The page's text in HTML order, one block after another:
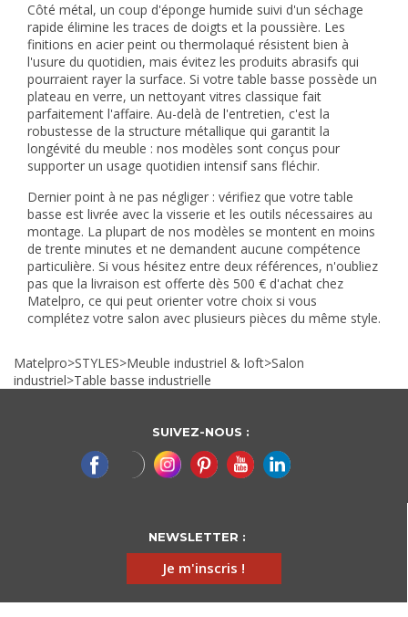
Côté métal, un coup d'éponge humide suivi d'un séchage
rapide élimine les traces de doigts et la poussière. Les
finitions en acier peint ou thermolaqué résistent bien à
l'usure du quotidien, mais évitez les produits abrasifs qui
pourraient rayer la surface. Si votre table basse possède un
plateau en verre, un nettoyant vitres classique fait
parfaitement l'affaire. Au-delà de l'entretien, c'est la
robustesse de la structure métallique qui garantit la
longévité du meuble : nos modèles sont conçus pour
supporter un usage quotidien intensif sans fléchir.
Dernier point à ne pas négliger : vérifiez que votre table
basse est livrée avec la visserie et les outils nécessaires au
montage. La plupart de nos modèles se montent en moins
de trente minutes et ne demandent aucune compétence
particulière. Si vous hésitez entre deux références, n'oubliez
pas que la livraison est offerte dès 500 € d'achat chez
Matelpro, ce qui peut orienter votre choix si vous
complétez votre salon avec plusieurs pièces du même style.
Matelpro>STYLES>Meuble industriel & loft>Salon
industriel>Table basse industrielle
SUIVEZ-NOUS :
NEWSLETTER :
Je m'inscris !